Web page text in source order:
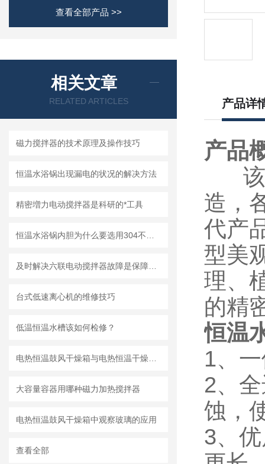
查看全部产品 >>
相关文章
RELATED ARTICLES
磁力搅拌器的技术原理及操作技巧
恒温水浴锅出现漏电的状况的解决方法
精密増力电动搅拌器是科研的*工具
台式低速离心机的维修技巧
低温恒温水槽该如何检修？
大容量容器用哪种磁力加热搅拌器
电热恒温鼓风干燥箱中观察玻璃的应用
查看全部
产品详
产品
该
造，
代产
型美
理、
的精
恒温
1、
2、
蚀，
3、